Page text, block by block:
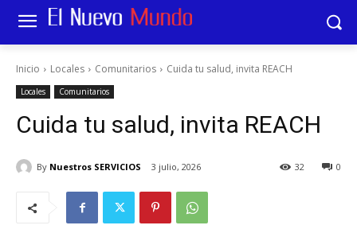
Inicio Locales Comunitarios Cuida tu salud, invita REACH
Locales Comunitarios
Cuida tu salud, invita REACH
By Nuestros SERVICIOS 3 julio, 2026 0
32